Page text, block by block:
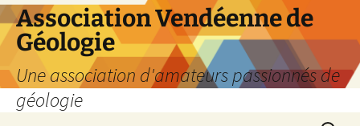
Aller
au
contenu
Association Vendéenne de
Géologie
Une association d'amateurs passionnés de
géologie